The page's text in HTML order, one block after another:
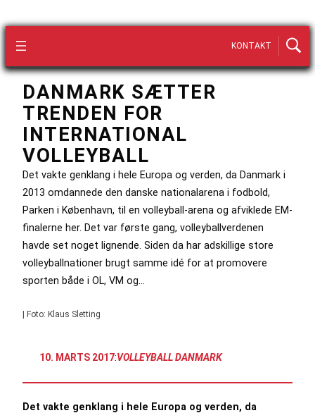
KONTAKT
DANMARK SÆTTER
TRENDEN FOR
INTERNATIONAL
VOLLEYBALL
Det vakte genklang i hele Europa og verden, da Danmark i
2013 omdannede den danske nationalarena i fodbold,
Parken i København, til en volleyball-arena og afviklede EM-
finalerne her. Det var første gang, volleyballverdenen
havde set noget lignende. Siden da har adskillige store
volleyballnationer brugt samme idé for at promovere
sporten både i OL, VM og…
| Foto: Klaus Sletting
10. MARTS 2017:VOLLEYBALL DANMARK
Det vakte genklang i hele Europa og verden, da